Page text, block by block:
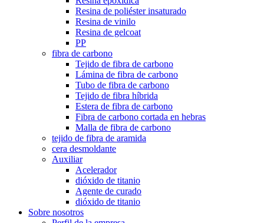
Resina de poliéster insaturado
Resina de vinilo
Resina de gelcoat
PP
fibra de carbono
Tejido de fibra de carbono
Lámina de fibra de carbono
Tubo de fibra de carbono
Tejido de fibra híbrida
Estera de fibra de carbono
Fibra de carbono cortada en hebras
Malla de fibra de carbono
tejido de fibra de aramida
cera desmoldante
Auxiliar
Acelerador
dióxido de titanio
Agente de curado
dióxido de titanio
Sobre nosotros